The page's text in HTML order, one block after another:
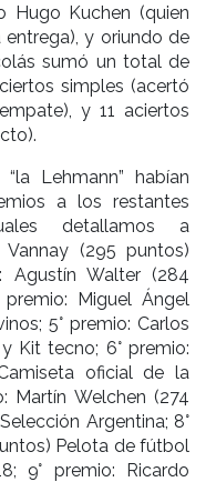
Hugo Kuchen (quien
y oriundo de
sumó un total de
simples (acertó
y 11 aciertos
Lehmann” habían
a los restantes
detallamos a
Vannay (295 puntos)
Agustín Walter (284
Miguel Ángel
5° premio: Carlos
Kit tecno; 6° premio:
oficial de la
Martín Welchen (274
Argentina; 8°
Pelota de fútbol
9° premio: Ricardo